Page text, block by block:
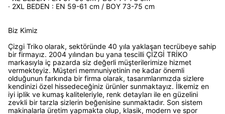
· 2XL BEDEN : EN 59-61 cm / BOY 73-75 cm
Biz Kimiz
Çizgi Triko olarak, sektöründe 40 yıla yaklaşan tecrübeye sahip
bir firmayız. 2004 yılından bu yana tescilli ÇİZGİ TRİKO
markasıyla iç pazarda siz değerli müşterilerimize hizmet
vermekteyiz. Müşteri memnuniyetinin ne kadar önemli
olduğunun farkında bir firma olarak, tasarımlarımızda sizlere
kendinizi özel hissedeceğiniz ürünler sunmaktayız. İlkemiz en
iyi iplik ve kumaş kaliteleriyle, renk detayları ile en güzelini
zevkli bir tarzla sizlerin beğenisine sunmaktadır. Son sistem
makinalarla üretim yapmakta olup, klasik, modern ve spor